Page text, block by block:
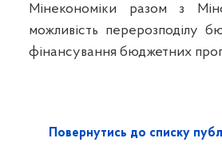
Мінекономіки разом з
можливість перерозподілу
фінансування бюджетних
Повернутись до списку